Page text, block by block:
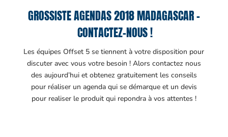
GROSSISTE AGENDAS 2018 MADAGASCAR –
CONTACTEZ-NOUS !
Les équipes Offset 5 se tiennent à votre disposition pour
discuter avec vous votre besoin ! Alors contactez nous
des aujourd’hui et obtenez gratuitement les conseils
pour réaliser un agenda qui se démarque et un devis
pour realiser le produit qui repondra à vos attentes !